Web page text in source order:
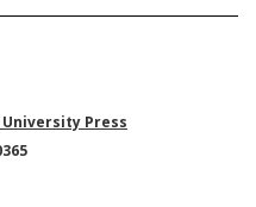
Press